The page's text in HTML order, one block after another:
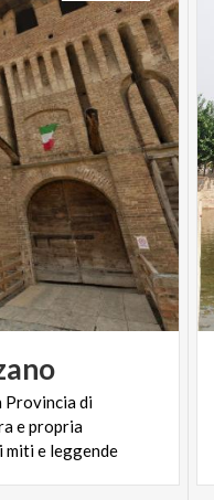
Provincia di
e propria
miti e leggende